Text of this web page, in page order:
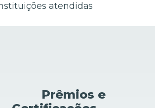
atendidas
Prêmios e